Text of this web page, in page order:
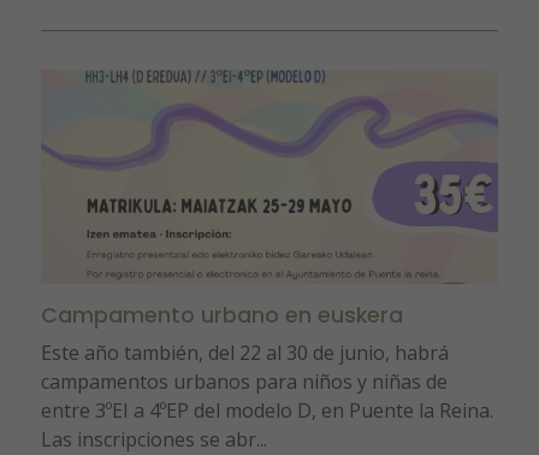
Campamento urbano en euskera
Este año también, del 22 al 30 de junio, habrá
campamentos urbanos para niños y niñas de
entre 3ºEI a 4ºEP del modelo D, en Puente la Reina.
Las inscripciones se abr...